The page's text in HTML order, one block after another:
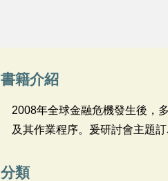
書籍介紹
2008年全球金融危機發生後，
及其作業程序。爰研討會主題
分類